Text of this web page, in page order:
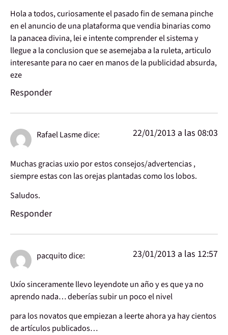
Hola a todos, curiosamente el pasado fin de semana pinche
en el anuncio de una plataforma que vendia binarias como
la panacea divina, lei e intente comprender el sistema y
llegue a la conclusion que se asemejaba a la ruleta, articulo
interesante para no caer en manos de la publicidad absurda,
eze
Responder
Rafael Lasmedice: 22/01/2013 a las 08:03
Muchas gracias uxio por estos consejos/advertencias ,
siempre estas con las orejas plantadas como los lobos.
Saludos.
Responder
pacquitodice: 23/01/2013 a las 12:57
Uxío sinceramente llevo leyendote un año y es que ya no
aprendo nada… deberías subir un poco el nivel
para los novatos que empiezan a leerte ahora ya hay cientos
de artículos publicados…